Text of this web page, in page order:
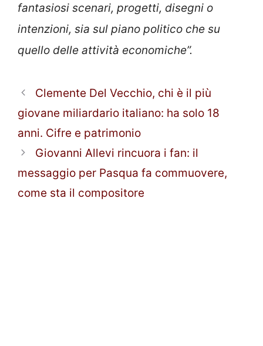
fantasiosi scenari, progetti, disegni o
intenzioni, sia sul piano politico che su
quello delle attività economiche”.
Clemente Del Vecchio, chi è il più
giovane miliardario italiano: ha solo 18
anni. Cifre e patrimonio
Giovanni Allevi rincuora i fan: il
messaggio per Pasqua fa commuovere,
come sta il compositore